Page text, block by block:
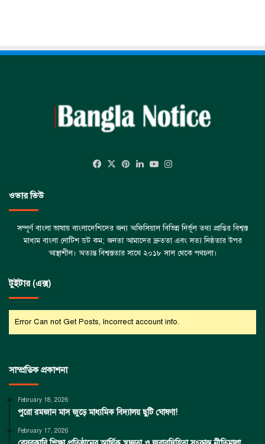
Facebook
X Pinterest
LinkedInYouTube
ওভার ভিউ
সম্পূর্ণ বাংলা ভাষায় বাংলাদেশিদের জন্য অফিসিয়াল বিভিন্ন নির্ভূল তথ্য প্রাপ্তির বিশ্বস্ত
মাধ্যম বাংলা নোটিশ ডট কম; জনতা আমাদের দ্রুততা এবং সত্য নিষ্ঠতার উপর
আস্থাশীল। অত্যন্ত বিশ্বস্ততার সাথে ২০১৮ সাল থেকে পথচলা।
টুইটার (এক্স)
Error Can not Get Posts, Incorrect account info.
সাম্প্রতিক প্রকাশনা
February 18, 2026
পুরো রমজান মাস জুড়ে মাধ্যমিক বিদ্যালয় ছুটি ঘোষণা!
February 17, 2026